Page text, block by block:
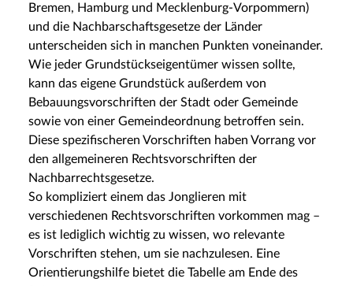
Bremen, Hamburg und Mecklenburg-Vorpommern)
und die Nachbarschaftsgesetze der Länder
unterscheiden sich in manchen Punkten voneinander.
Wie jeder Grundstückseigentümer wissen sollte,
kann das eigene Grundstück außerdem von
Bebauungsvorschriften der Stadt oder Gemeinde
sowie von einer Gemeindeordnung betroffen sein.
Diese spezifischeren Vorschriften haben Vorrang vor
den allgemeineren Rechtsvorschriften der
Nachbarrechtsgesetze.
So kompliziert einem das Jonglieren mit
verschiedenen Rechtsvorschriften vorkommen mag –
es ist lediglich wichtig zu wissen, wo relevante
Vorschriften stehen, um sie nachzulesen. Eine
Orientierungshilfe bietet die Tabelle am Ende des